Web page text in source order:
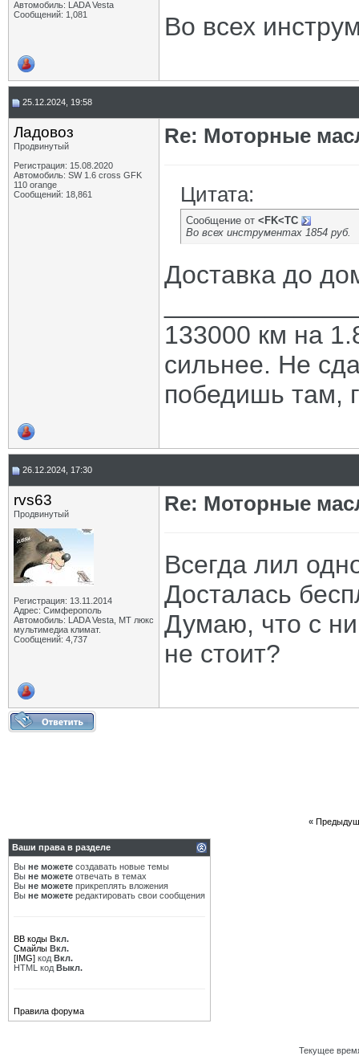
Автомобиль: LADA Vesta
Сообщений: 1,081
Во всех
25.12.2024, 19:58
Ладовоз
Продвинутый
Регистрация: 15.08.2020
Автомобиль: SW 1.6 cross GFK
110 orange
Сообщений: 18,861
Re: Моторные
Цитата:
Сообщение от <FK<TC
Во всех инструментах 1854 руб.
Доставка до
133000 км на
сильнее. Не
победишь там,
26.12.2024, 17:30
rvs63
Продвинутый
Регистрация: 13.11.2014
Адрес: Симферополь
Автомобиль: LADA Vesta, МТ люкс
мультимедиа климат.
Сообщений: 4,737
Re: Моторные
Всегда лил
Досталась
Думаю, что с
не стоит?
«
Ваши права в разделе
Вы не можете создавать новые темы
Вы не можете отвечать в темах
Вы не можете прикреплять вложения
Вы не можете редактировать свои сообщения
BB коды Вкл.
Смайлы Вкл.
[IMG] код Вкл.
HTML код Выкл.
Правила форума
Текущее